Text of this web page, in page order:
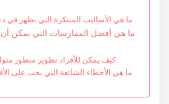
ما هي الأساليب المبتكرة التي تظهر في
ما هي أفضل الممارسات التي يمكن أن
كيف يمكن للأفراد تطوير منظور
ما هي الأخطاء الشائعة التي يجب على